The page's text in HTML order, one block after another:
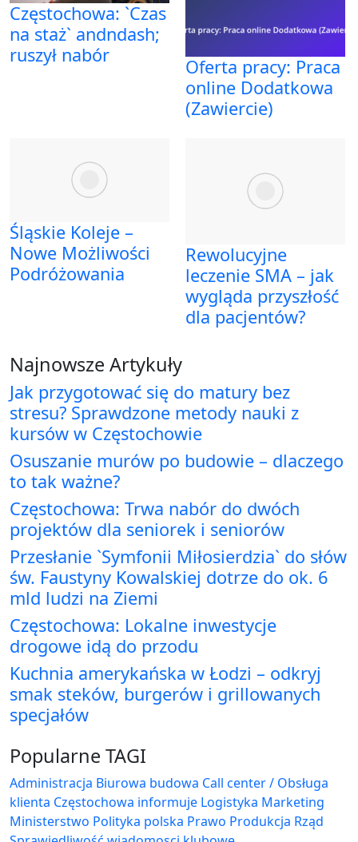
Częstochowa: `Czas
na staż` andndash;
ruszył nabór
Oferta pracy: Praca
online Dodatkowa
(Zawiercie)
Śląskie Koleje –
Nowe Możliwości
Podróżowania
Rewolucyjne
leczenie SMA – jak
wygląda przyszłość
dla pacjentów?
Najnowsze Artykuły
Jak przygotować się do matury bez
stresu? Sprawdzone metody nauki z
kursów w Częstochowie
Osuszanie murów po budowie – dlaczego
to tak ważne?
Częstochowa: Trwa nabór do dwóch
projektów dla seniorek i seniorów
Przesłanie `Symfonii Miłosierdzia` do słów
św. Faustyny Kowalskiej dotrze do ok. 6
mld ludzi na Ziemi
Częstochowa: Lokalne inwestycje
drogowe idą do przodu
Kuchnia amerykańska w Łodzi – odkryj
smak steków, burgerów i grillowanych
specjałów
Popularne TAGI
Administracja Biurowa budowa Call center / Obsługa
klienta Częstochowa informuje Logistyka Marketing
Ministerstwo Polityka polska Prawo Produkcja Rząd